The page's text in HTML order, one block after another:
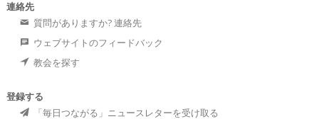
連絡先
質問がありますか? 連絡先
ウェブサイトのフィードバック
教会を探す
登録する
「毎日つながる」ニュースレターを受け取る